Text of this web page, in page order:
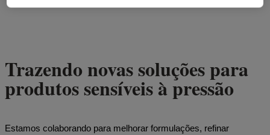
Trazendo novas soluções para
produtos sensíveis à pressão
Estamos colaborando para melhorar formulações, refinar